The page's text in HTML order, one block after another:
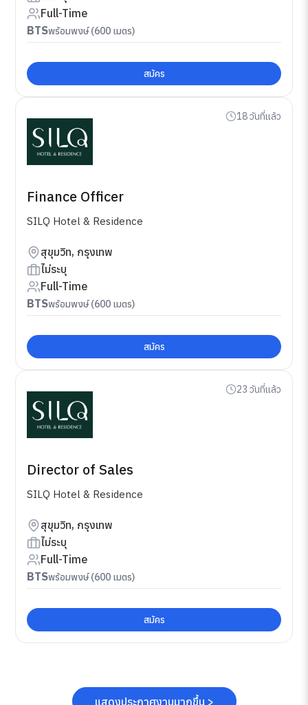
Full-Time
BTSพร้อมพงษ์ (600 เมตร)
สมัคร
18 วันที่แล้ว
Finance Officer
SILQ Hotel & Residence
สุขุมวิท, กรุงเทพ
ไม่ระบุ
Full-Time
BTSพร้อมพงษ์ (600 เมตร)
สมัคร
23 วันที่แล้ว
Director of Sales
SILQ Hotel & Residence
สุขุมวิท, กรุงเทพ
ไม่ระบุ
Full-Time
BTSพร้อมพงษ์ (600 เมตร)
สมัคร
แสดงประกาศงานมากขึ้น >